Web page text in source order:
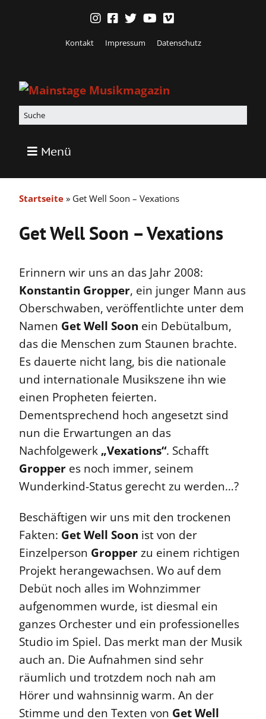
Kontakt Impressum Datenschutz
Menü
Startseite » Get Well Soon – Vexations
Get Well Soon – Vexations
Erinnern wir uns an das Jahr 2008:
Konstantin Gropper, ein junger Mann aus
Oberschwaben, veröffentlichte unter dem
Namen Get Well Soon ein Debütalbum,
das die Menschen zum Staunen brachte.
Es dauerte nicht lang, bis die nationale
und internationale Musikszene ihn wie
einen Propheten feierten.
Dementsprechend hoch angesetzt sind
nun die Erwartungen an das
Nachfolgewerk „Vexations“. Schafft
Gropper es noch immer, seinem
Wunderkind-Status gerecht zu werden…?
Beschäftigen wir uns mit den trockenen
Fakten: Get Well Soon ist von der
Einzelperson Gropperzu einem richtigen
Projekt herangewachsen. Wo auf dem
Debüt noch alles im Wohnzimmer
aufgenommen wurde, ist diesmal ein
ganzes Orchester und ein professionelles
Studio im Spiel. Das merkt man der Musik
auch an. Die Aufnahmen sind sehr
räumlich und trotzdem noch nah am
Hörer und wahnsinnig warm. An der
Stimme und den Texten von Get Well